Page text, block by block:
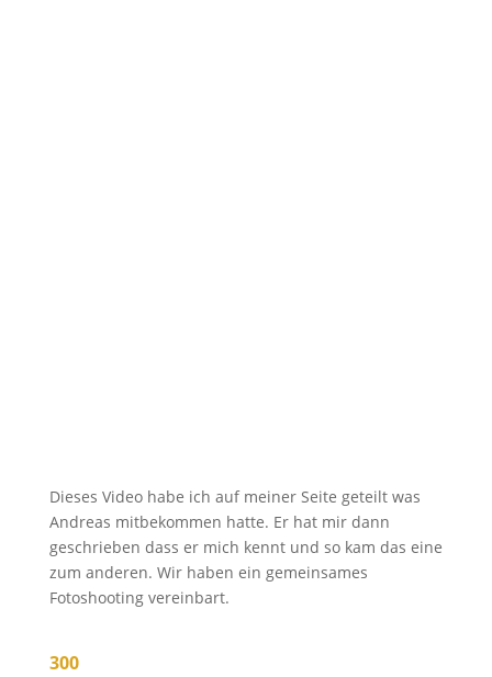
Dieses Video habe ich auf meiner Seite geteilt was
Andreas mitbekommen hatte. Er hat mir dann
geschrieben dass er mich kennt und so kam das eine
zum anderen. Wir haben ein gemeinsames
Fotoshooting vereinbart.
300